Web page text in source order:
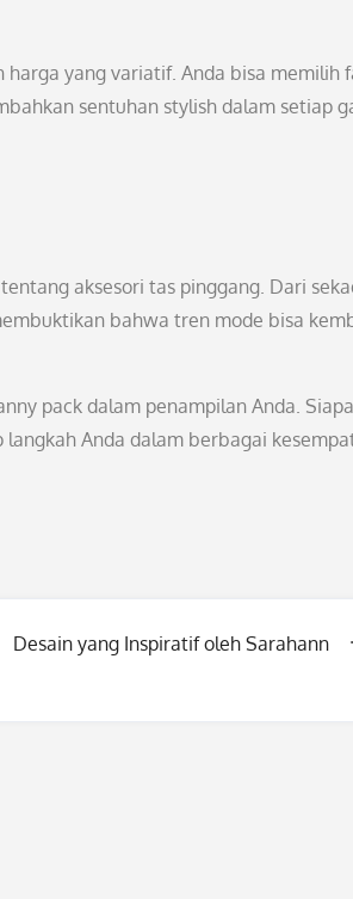
yang variatif. Anda bisa memilih
sentuhan stylish dalam setiap
aksesori tas pinggang. Dari
bahwa tren mode bisa
pack dalam penampilan Anda. Siapa
Anda dalam berbagai
Desain yang Inspiratif oleh Sarahann